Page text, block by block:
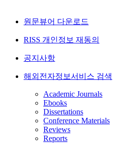
원문뷰어 다운로드
RISS 개인정보 재동의
공지사항
해외전자정보서비스 검색
Academic Journals
Ebooks
Dissertations
Conference Materials
Reviews
Reports